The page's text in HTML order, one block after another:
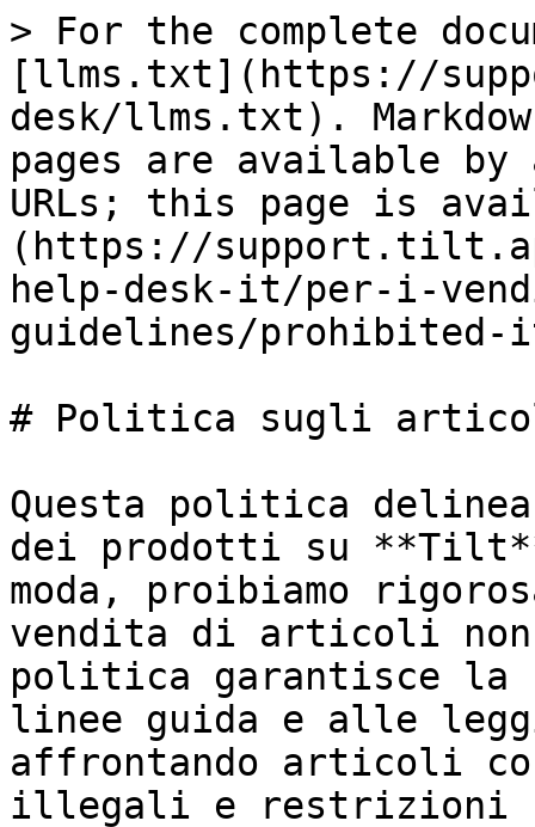
> For the complete
[llms.txt](https://
desk/llms.txt).
pages are available by
URLs; this page is
(https://
help-desk-it/per-i-
guidelines/prohibited-
# Politica sugli
Questa politica
dei prodotti su
moda, proibiamo
vendita di articoli non
politica garantisce la
linee guida e alle
affrontando articoli
illegali e restrizioni